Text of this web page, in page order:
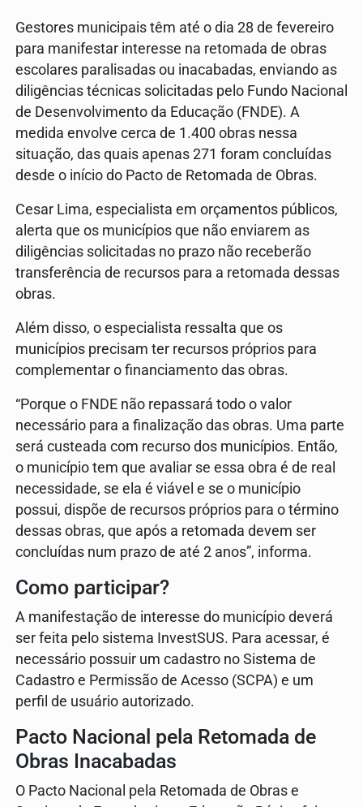
Gestores municipais têm até o dia 28 de fevereiro
para manifestar interesse na retomada de obras
escolares paralisadas ou inacabadas, enviando as
diligências técnicas solicitadas pelo Fundo Nacional
de Desenvolvimento da Educação (FNDE). A
medida envolve cerca de 1.400 obras nessa
situação, das quais apenas 271 foram concluídas
desde o início do Pacto de Retomada de Obras.
Cesar Lima, especialista em orçamentos públicos,
alerta que os municípios que não enviarem as
diligências solicitadas no prazo não receberão
transferência de recursos para a retomada dessas
obras.
Além disso, o especialista ressalta que os
municípios precisam ter recursos próprios para
complementar o financiamento das obras.
“Porque o FNDE não repassará todo o valor
necessário para a finalização das obras. Uma parte
será custeada com recurso dos municípios. Então,
o município tem que avaliar se essa obra é de real
necessidade, se ela é viável e se o município
possui, dispõe de recursos próprios para o término
dessas obras, que após a retomada devem ser
concluídas num prazo de até 2 anos”, informa.
Como participar?
A manifestação de interesse do município deverá
ser feita pelo sistema InvestSUS. Para acessar, é
necessário possuir um cadastro no Sistema de
Cadastro e Permissão de Acesso (SCPA) e um
perfil de usuário autorizado.
Pacto Nacional pela Retomada de
Obras Inacabadas
O Pacto Nacional pela Retomada de Obras e